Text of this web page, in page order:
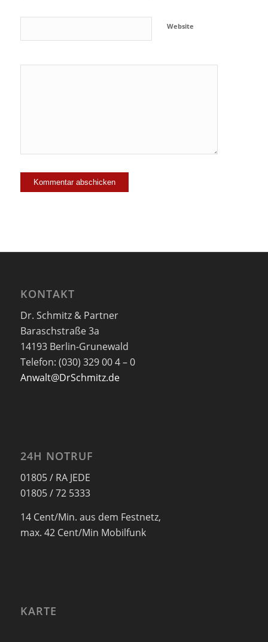
Website
KONTAKT
Dr. Schmitz & Partner
Baraschstraße 3a
14193 Berlin-Grunewald
Telefon: (030) 329 00 4 – 0
Anwalt@DrSchmitz.de
24H NOTRUF
01805 / RA JEDE
01805 / 72 5333
14 Cent/Min. aus dem Festnetz,
max. 42 Cent/Min Mobilfunk
KARTE